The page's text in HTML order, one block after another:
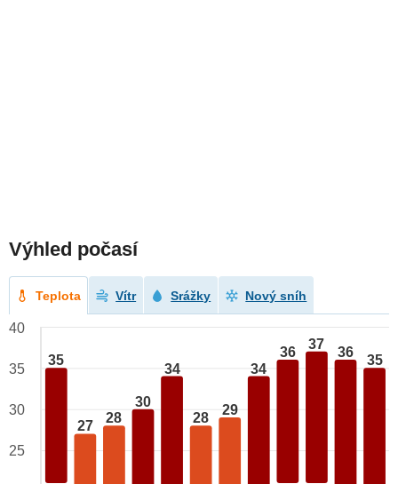
Výhled počasí
Teplota Vítr Srážky Nový sníh
35
27
28
30
34
28
29
34
36
37
36
35
40
35
30
25